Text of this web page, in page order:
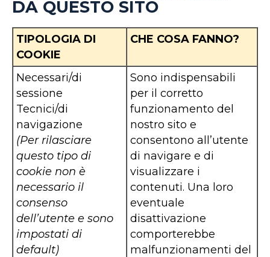
DA QUESTO SITO
TIPOLOGIA DI
COOKIE
CHE COSA FANNO?
Necessari/di
sessione
Tecnici/di
navigazione
(Per rilasciare
questo tipo di
cookie non è
necessario il
consenso
dell’utente e sono
impostati di
default)
Sono indispensabili
per il corretto
funzionamento del
nostro sito e
consentono all’utente
di navigare e di
visualizzare i
contenuti. Una loro
eventuale
disattivazione
comporterebbe
malfunzionamenti del